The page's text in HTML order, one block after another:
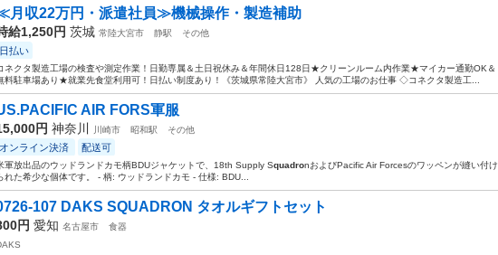
月収22万円・派遣社員≫機械操作・製造補助
給1,250円 茨城 常陸大宮市 静駅 その他
日払い
ネクタ製造工場の検査や測定作業！日勤専属＆土日祝休み＆年間休日128日★クリーンルーム内作業★マイカー通勤OK＆
料駐車場あり★就業先食堂利用可！日払い制度あり！《茨城県常陸大宮市》 人気の工場のお仕事 ◇コネクタ製造工...
AIR FORS軍服
円 神奈川 川崎市 昭和駅 その他
オンライン決済 配送可
軍放出品のウッドランドカモ柄BDUジャケットで、18th Supply SquadronおよびPacific Air Forcesのワッペンが縫い付け
れた希少な個体です。 - 柄: ウッドランドカモ - 仕様: BDU...
107 DAKS SQUADRON タオルギフトセット
円 愛知 名古屋市
食器